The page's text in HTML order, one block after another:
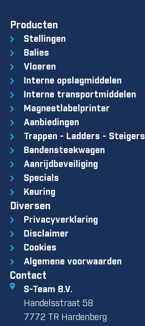
Producten
Stellingen
Balies
Vloeren
Interne opslagmiddelen
Interne transportmiddelen
Magneetlabelprinter
Aanbiedingen
Trappen - Ladders - Steigers
Bandensteekwagen
Aanrijdbeveiliging
Specials
Keuring
Diversen
Privacyverklaring
Disclaimer
Cookies
Algemene voorwaarden
Contact
S-Team B.V.
Handelsstraat 58
7772 TR Hardenberg